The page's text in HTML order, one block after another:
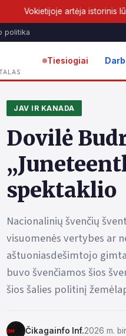
istorinis lūžis: AfD gali
politika
Tiesiogiai
JAV IR KANADA
Dovilė
spektaklio
Nacionalinių švenčių
visuomenės vertybes ar
aštuoniasdešimtojo
buvo švenčiamos šios
šios šalies politinį
Čikagainfo Inf.2026 m.